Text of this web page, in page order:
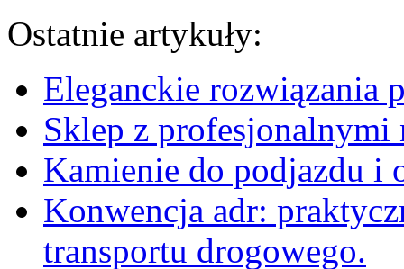
Ostatnie artykuły:
Eleganckie rozwiązania
Sklep z profesjonalnymi
Kamienie do podjazdu i
Konwencja adr:
transportu drogowego.